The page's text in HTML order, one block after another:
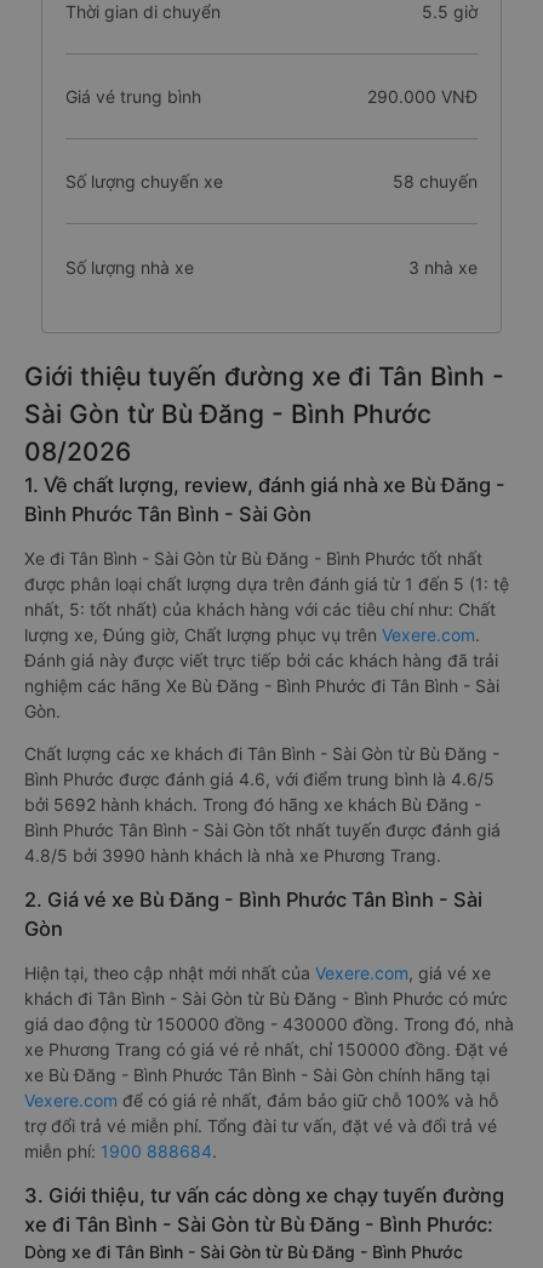
Thời gian di chuyển 5.5 giờ
Giá vé trung bình 290.000 VNĐ
Số lượng chuyến xe 58 chuyến
Số lượng nhà xe 3 nhà xe
Giới thiệu tuyến đường xe đi Tân Bình -
Sài Gòn từ Bù Đăng - Bình Phước
08/2026
1. Về chất lượng, review, đánh giá nhà xe Bù Đăng -
Bình Phước Tân Bình - Sài Gòn
Xe đi Tân Bình - Sài Gòn từ Bù Đăng - Bình Phước tốt nhất
được phân loại chất lượng dựa trên đánh giá từ 1 đến 5 (1: tệ
nhất, 5: tốt nhất) của khách hàng với các tiêu chí như: Chất
lượng xe, Đúng giờ, Chất lượng phục vụ trên Vexere.com.
Đánh giá này được viết trực tiếp bởi các khách hàng đã trải
nghiệm các hãng Xe Bù Đăng - Bình Phước đi Tân Bình - Sài
Gòn.
Chất lượng các xe khách đi Tân Bình - Sài Gòn từ Bù Đăng -
Bình Phước được đánh giá 4.6, với điểm trung bình là 4.6/5
bởi 5692 hành khách. Trong đó hãng xe khách Bù Đăng -
Bình Phước Tân Bình - Sài Gòn tốt nhất tuyến được đánh giá
4.8/5 bởi 3990 hành khách là nhà xe Phương Trang.
2. Giá vé xe Bù Đăng - Bình Phước Tân Bình - Sài
Gòn
Hiện tại, theo cập nhật mới nhất của Vexere.com, giá vé xe
khách đi Tân Bình - Sài Gòn từ Bù Đăng - Bình Phước có mức
giá dao động từ 150000 đồng - 430000 đồng. Trong đó, nhà
xe Phương Trang có giá vé rẻ nhất, chỉ 150000 đồng. Đặt vé
xe Bù Đăng - Bình Phước Tân Bình - Sài Gòn chính hãng tại
Vexere.com để có giá rẻ nhất, đảm bảo giữ chỗ 100% và hỗ
trợ đổi trả vé miễn phí. Tổng đài tư vấn, đặt vé và đổi trả vé
miễn phí: 1900 888684.
3. Giới thiệu, tư vấn các dòng xe chạy tuyến đường
xe đi Tân Bình - Sài Gòn từ Bù Đăng - Bình Phước:
Dòng xe đi Tân Bình - Sài Gòn từ Bù Đăng - Bình Phước